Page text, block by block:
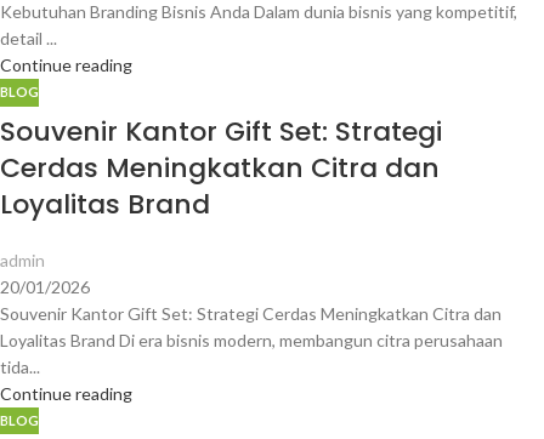
Kebutuhan Branding Bisnis Anda Dalam dunia bisnis yang kompetitif,
detail ...
Continue reading
BLOG
Souvenir Kantor Gift Set: Strategi
Cerdas Meningkatkan Citra dan
Loyalitas Brand
admin
20/01/2026
Souvenir Kantor Gift Set: Strategi Cerdas Meningkatkan Citra dan
Loyalitas Brand Di era bisnis modern, membangun citra perusahaan
tida...
Continue reading
BLOG